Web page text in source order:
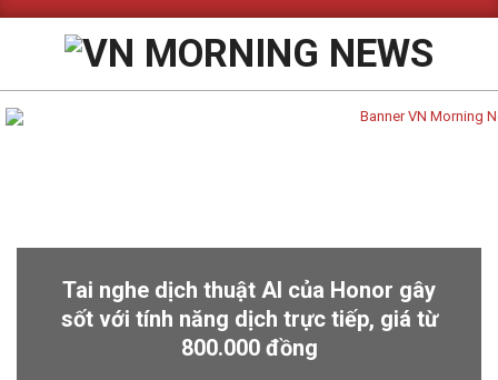
Skip
Tai nghe dịch thuật AI của Honor gây
sốt với tính năng dịch trực tiếp, giá từ
800.000 đồng